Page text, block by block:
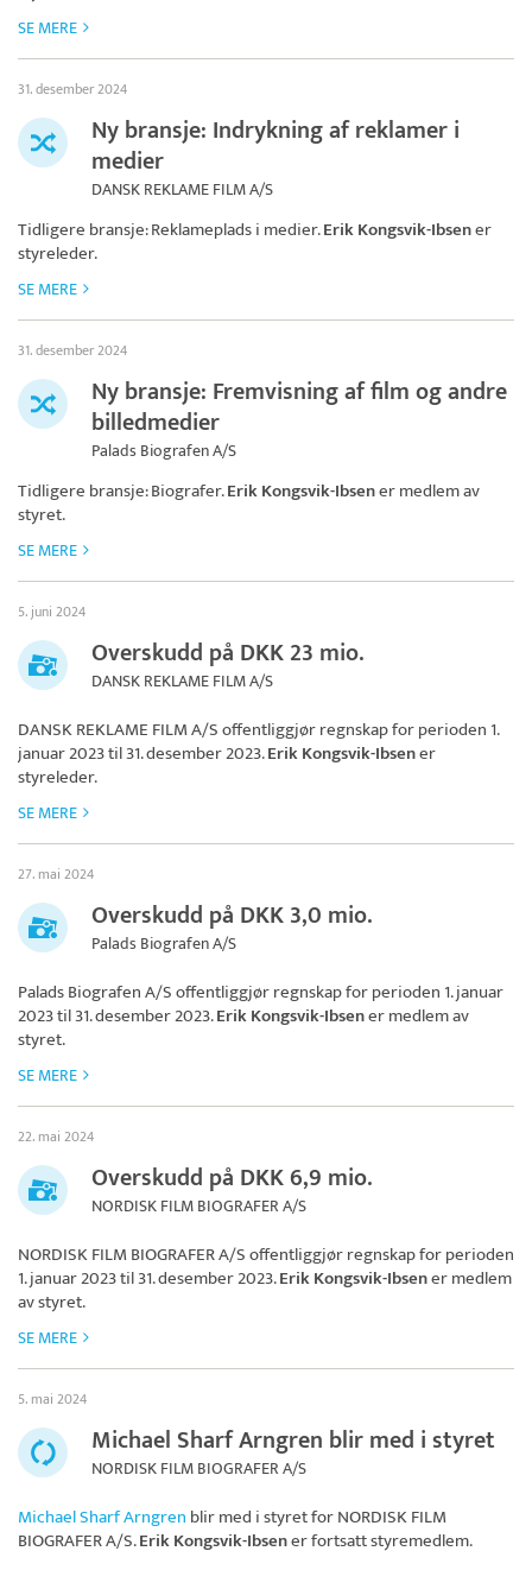
SE MERE
31. desember 2024
Ny bransje: Indrykning af reklamer i
medier
DANSK REKLAME FILM A/S
Tidligere bransje: Reklameplads i medier.Erik Kongsvik-Ibsener
styreleder.
SE MERE
31. desember 2024
Ny bransje: Fremvisning af film og andre
billedmedier
Palads Biografen A/S
Tidligere bransje: Biografer.Erik Kongsvik-Ibsener medlem av
styret.
SE MERE
5. juni 2024
Overskudd på DKK 23 mio.
DANSK REKLAME FILM A/S
DANSK REKLAME FILM A/Soffentliggjør regnskap for perioden 1.
januar 2023 til 31. desember 2023.Erik Kongsvik-Ibsener
styreleder.
SE MERE
27. mai 2024
Overskudd på DKK 3,0 mio.
Palads Biografen A/S
Palads Biografen A/Soffentliggjør regnskap for perioden 1. januar
2023 til 31. desember 2023.Erik Kongsvik-Ibsener medlem av
styret.
SE MERE
22. mai 2024
Overskudd på DKK 6,9 mio.
NORDISK FILM BIOGRAFER A/S
NORDISK FILM BIOGRAFER A/Soffentliggjør regnskap for perioden
1. januar 2023 til 31. desember 2023.Erik Kongsvik-Ibsener medlem
av styret.
SE MERE
5. mai 2024
Michael Sharf Arngren blir med i styret
NORDISK FILM BIOGRAFER A/S
Michael Sharf Arngren blir med i styret forNORDISK FILM
BIOGRAFER A/S.Erik Kongsvik-Ibsener fortsatt styremedlem.